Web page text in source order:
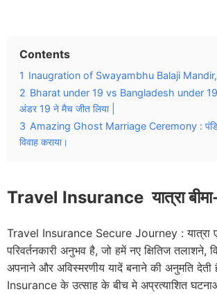
Contents
1 Inaugration of Swayambhu Balaji Mandir,
2 Bharat under 19 vs Bangladesh under
अंडर 19 ने मैच जीत लिया |
3 Amazing Ghost Marriage Ceremony :
विवाह कराया।
Travel Insurance यात्रा
Travel Insurance Secure Journey : यात्रा
परिवर्तनकारी अनुभव है, जो हमें नए क्षितिज तलाशने,
अपनाने और अविस्मरणीय यादें बनाने की अनुमति
Insurance के उत्साह के बीच मे अप्रत्याशित